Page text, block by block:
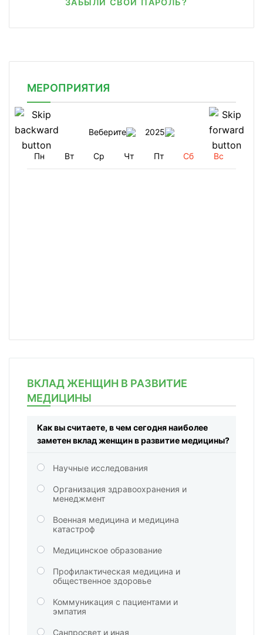
ЗАБЫЛИ СВОЙ ПАРОЛЬ?
МЕРОПРИЯТИЯ
Веберите 2025
Пн Вт Ср Чт Пт Сб Вс
ВКЛАД ЖЕНЩИН В РАЗВИТИЕ
МЕДИЦИНЫ
Как вы считаете, в чем сегодня наиболее
заметен вклад женщин в развитие медицины?
Научные исследования
Организация здравоохранения и
менеджмент
Военная медицина и медицина
катастроф
Медицинское образование
Профилактическая медицина и
общественное здоровье
Коммуникация с пациентами и
эмпатия
Санпросвет и иная